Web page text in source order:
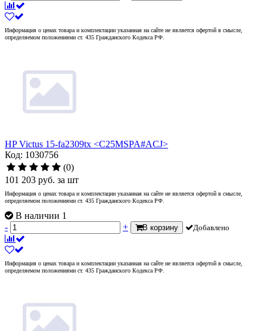
Информация о ценах товара и комплектации указанная на сайте не является офертой в смысле,
определяемом положениями ст. 435 Гражданского Кодекса РФ.
HP Victus 15-fa2309tx <C25MSPA#ACJ>
Код: 1030756
(0)
101 203 руб. за шт
Информация о ценах товара и комплектации указанная на сайте не является офертой в смысле,
определяемом положениями ст. 435 Гражданского Кодекса РФ.
В наличии 1
-
+ В корзину Добавлено
Информация о ценах товара и комплектации указанная на сайте не является офертой в смысле,
определяемом положениями ст. 435 Гражданского Кодекса РФ.